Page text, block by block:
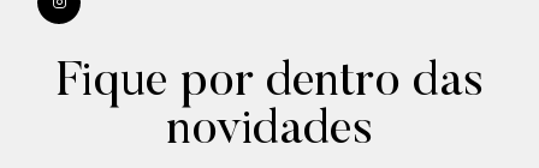
Fique por dentro das
novidades